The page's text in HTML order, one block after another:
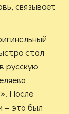
связывает
стал
русскую
После
– это был